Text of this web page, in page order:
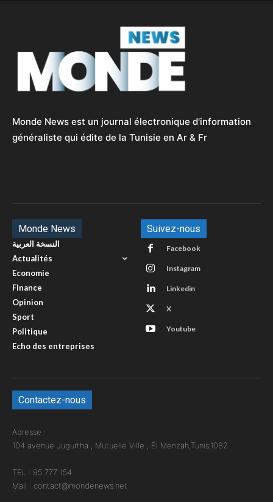
Monde News est un journal électronique d'information
généraliste qui édite de la Tunisie en Ar & Fr
Monde News
النسخة العربية
Actualités
Economie
Finance
Opinion
Sport
Politique
Echo des entreprises
Suivez-nous
Facebook
Instagram
Linkedin
X
Youtube
Contactez-nous
Adresse :
104 avenue Jugurtha , Mutuelle Ville , El Menzah,Tunis,1082
TEL : 95 777 154
Mail : contact@mondenews.net